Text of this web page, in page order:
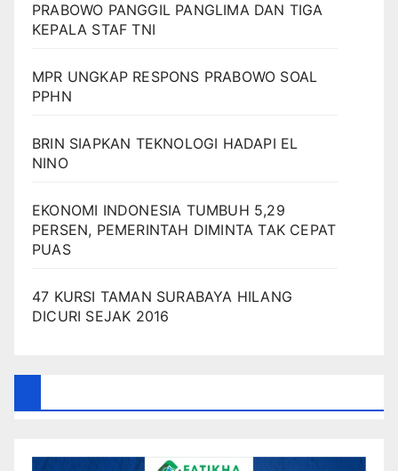
PRABOWO PANGGIL PANGLIMA DAN TIGA
KEPALA STAF TNI
MPR UNGKAP RESPONS PRABOWO SOAL
PPHN
BRIN SIAPKAN TEKNOLOGI HADAPI EL
NINO
EKONOMI INDONESIA TUMBUH 5,29
PERSEN, PEMERINTAH DIMINTA TAK CEPAT
PUAS
47 KURSI TAMAN SURABAYA HILANG
DICURI SEJAK 2016